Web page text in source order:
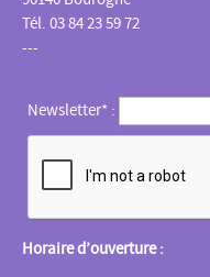
Tél. 03 84 23 59 72
---
Newsletter* :
Horaire d’ouverture :